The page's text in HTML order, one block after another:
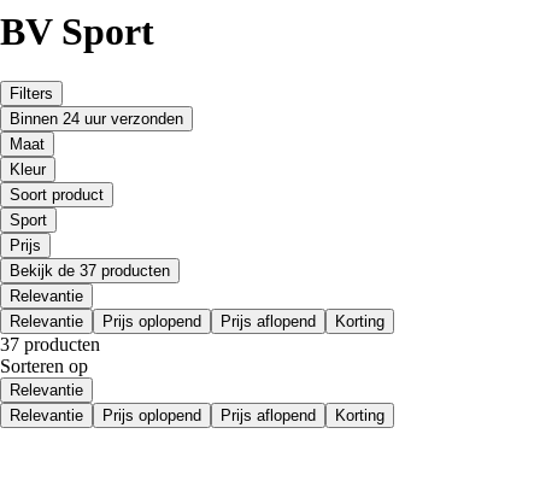
BV Sport
Filters
Binnen 24 uur verzonden
Maat
Kleur
Soort product
Sport
Prijs
Bekijk de 37 producten
Relevantie
Relevantie
Prijs oplopend Prijs aflopend Korting
37 producten
Sorteren op
Relevantie
Relevantie
Prijs oplopend Prijs aflopend Korting